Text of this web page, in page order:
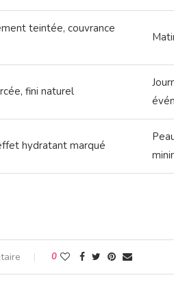
teintée, couvrance
fini naturel
hydratant marqué
0